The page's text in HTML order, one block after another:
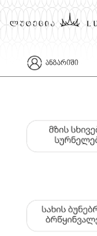
ᲐᲜᲒᲐᲠᲘᲨᲘ